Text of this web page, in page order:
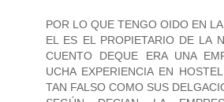
POR LO QUE TENGO OIDO EN
EL ES EL PROPIETARIO DE LA
CUENTO DEQUE ERA UNA
UCHA EXPERIENCIA EN
TAN FALSO COMO SUS